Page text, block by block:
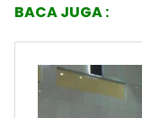
BACA JUGA :